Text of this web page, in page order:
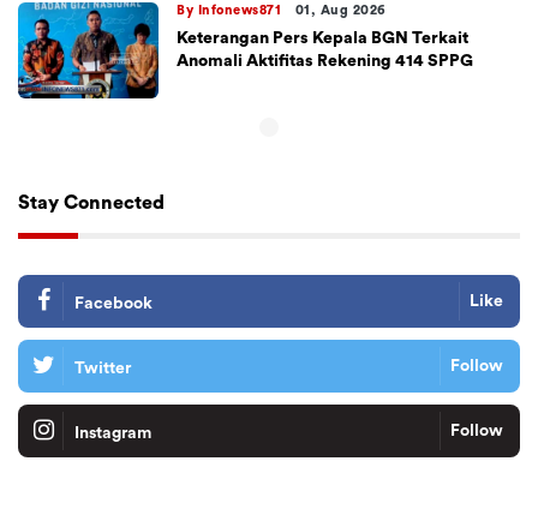
By Infonews871 01, Aug 2026
Keterangan Pers Kepala BGN Terkait
Anomali Aktifitas Rekening 414 SPPG
Stay Connected
Facebook Like
Twitter Follow
Instagram Follow